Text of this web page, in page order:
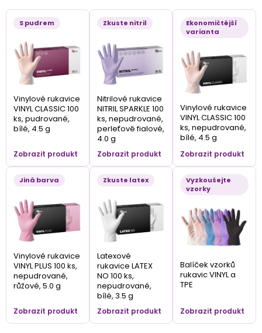
S pudrem
Vinylové rukavice
VINYL CLASSIC 100
ks, pudrované,
bílé, 4.5 g
Zobrazit produkt
Zkuste nitril
Nitrilové rukavice
NITRIL SPARKLE 100
ks, nepudrované,
perleťově fialové,
4.0 g
Zobrazit produkt
Ekonomičtější
varianta
Vinylové rukavice
VINYL CLASSIC 100
ks, nepudrované,
bílé, 4.5 g
Zobrazit produkt
Jiná barva
Vinylové rukavice
VINYL PLUS 100 ks,
nepudrované,
růžové, 5.0 g
Zobrazit produkt
Zkuste latex
Latexové
rukavice LATEX
NO 100 ks,
nepudrované,
bílé, 3.5 g
Zobrazit produkt
Vyzkoušejte
vzorky
Balíček vzorků
rukavic VINYL a
TPE
Zobrazit produkt